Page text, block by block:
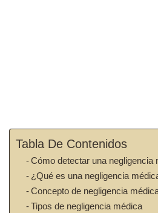
Tabla De Contenidos
Cómo detectar una
¿Qué es una negligencia
Concepto de negligencia
Tipos de negligencia médica